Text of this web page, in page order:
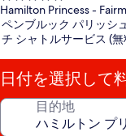
つ
星
宿
泊
施
設
Hamilton Princess -
ペンブルック パリッシ
チ シャトルサービス (無
日付を選択して
目的地